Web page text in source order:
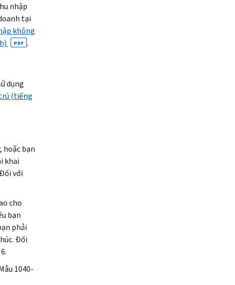
nhập
tại
không
PDF .
dụng
(tiếng
hoặc bạn
khai
với
cho
bạn
phải
Ðối
1040-